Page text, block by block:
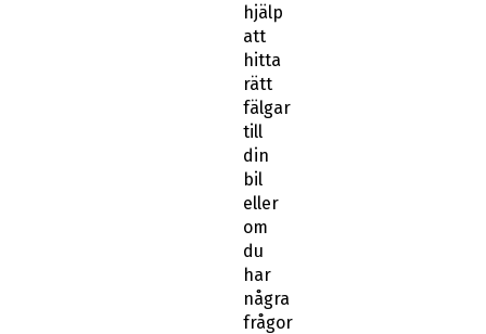
hjälp
att
hitta
rätt
fälgar
till
din
bil
eller
om
du
har
några
frågor